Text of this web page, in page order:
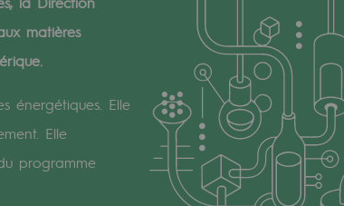
matières
énergétiques. Elle
Elle
programme